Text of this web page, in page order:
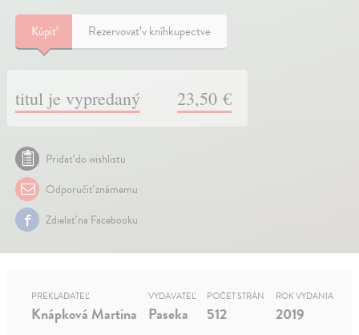
Kúpiť Rezervovať v kníhkupectve
titul je vypredaný 23,50 €
Pridať do wishlistu
Odporučiť známemu
Zdielať na Facebooku
PREKLADATEĽ
Knápková Martina
VYDAVATEĽ
Paseka
POČET STRÁN
512
ROK VYDANIA
2019